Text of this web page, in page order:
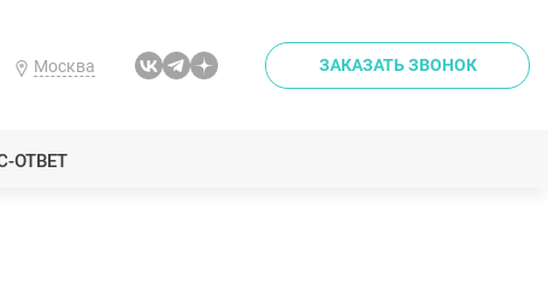
Москва ЗАКАЗАТЬ ЗВОНОК
ОТВЕТ